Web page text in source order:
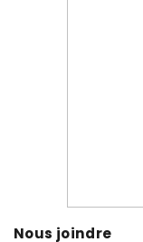
Nous joindre